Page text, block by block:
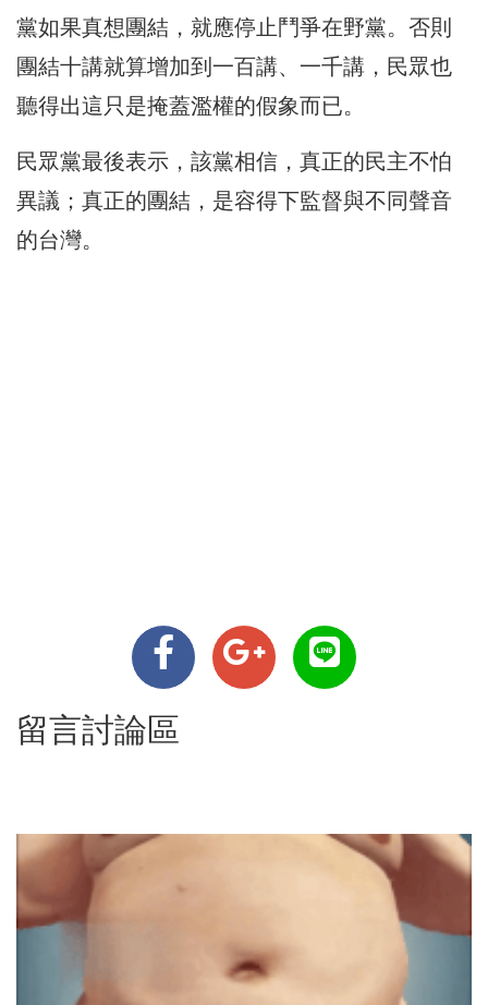
黨如果真想團結，就應停止鬥爭在野黨。否則
團結十講就算增加到一百講、一千講，民眾也
聽得出這只是掩蓋濫權的假象而已。
民眾黨最後表示，該黨相信，真正的民主不怕
異議；真正的團結，是容得下監督與不同聲音
的台灣。
留言討論區